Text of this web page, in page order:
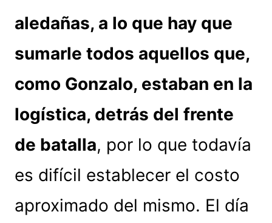
aledañas, a lo que hay que
sumarle todos aquellos que,
como Gonzalo, estaban en la
logística, detrás del frente
de batalla, por lo que todavía
es difícil establecer el costo
aproximado del mismo. El día